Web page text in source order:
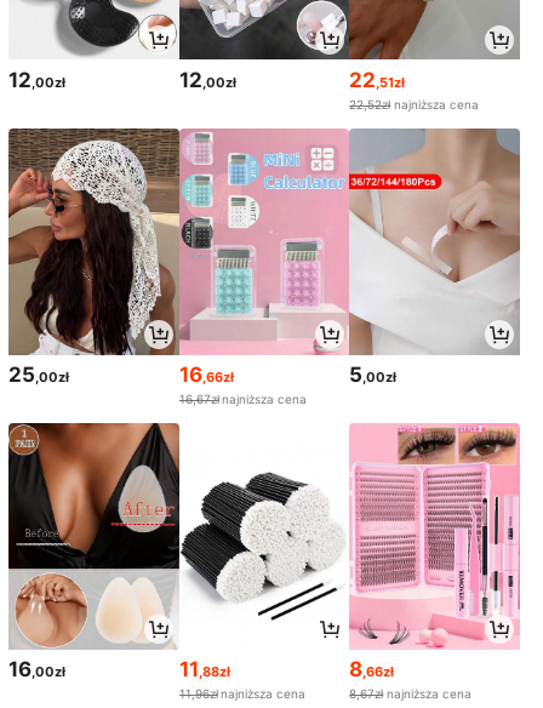
12 ,00zł 12 ,00zł 22 ,51zł
22,52zł najniższa cena
25,00zł 16,66zł
16,67złnajniższa cena
5,00zł
16,00zł 11,88zł
11,96złnajniższa cena
8,66zł
8,67zł najniższa cena